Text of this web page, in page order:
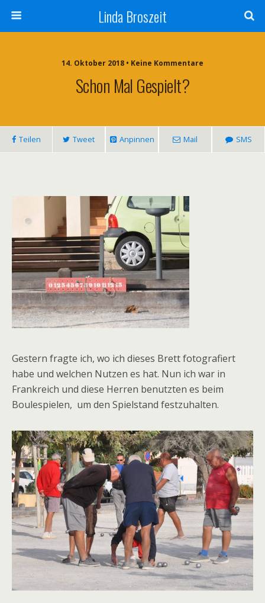
Linda Broszeit
14. Oktober 2018 • Keine Kommentare
Schon Mal Gespielt?
Teilen Tweet Anpinnen Mail SMS
Gestern fragte ich, wo ich dieses Brett fotografiert
habe und welchen Nutzen es hat. Nun ich war in
Frankreich und diese Herren benutzten es beim
Boulespielen, um den Spielstand festzuhalten.